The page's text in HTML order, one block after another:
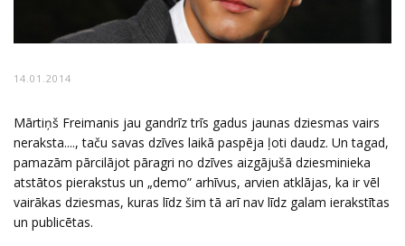
14.01.2014
Mārtiņš Freimanis jau gandrīz trīs gadus jaunas dziesmas vairs
neraksta...., taču savas dzīves laikā paspēja ļoti daudz. Un tagad,
pamazām pārcilājot pāragri no dzīves aizgājušā dziesminieka
atstātos pierakstus un „demo” arhīvus, arvien atklājas, ka ir vēl
vairākas dziesmas, kuras līdz šim tā arī nav līdz galam ierakstītas
un publicētas.